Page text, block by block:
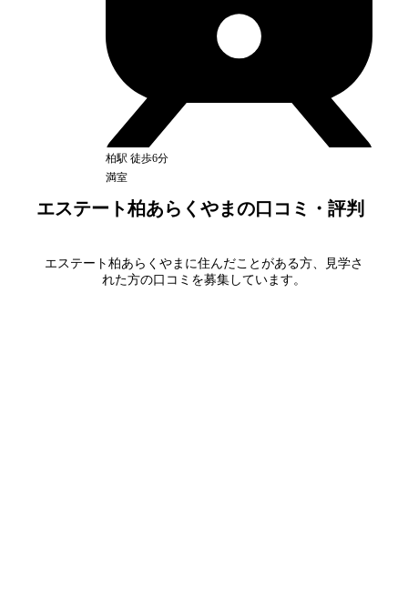
柏駅 徒歩6分
満室
エステート柏あらくやまの口コミ・評判
エステート柏あらくやま に住んだことがある方、見学さ
れた方の口コミを募集しています。